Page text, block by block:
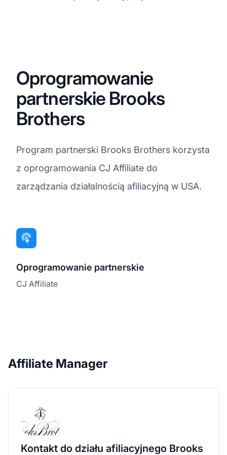
Oprogramowanie
partnerskie Brooks
Brothers
Program partnerski Brooks Brothers korzysta
z oprogramowania CJ Affiliate do
zarządzania działalnością afiliacyjną w USA.
Oprogramowanie partnerskie
CJ Affiliate
Affiliate Manager
Kontakt do działu afiliacyjnego Brooks